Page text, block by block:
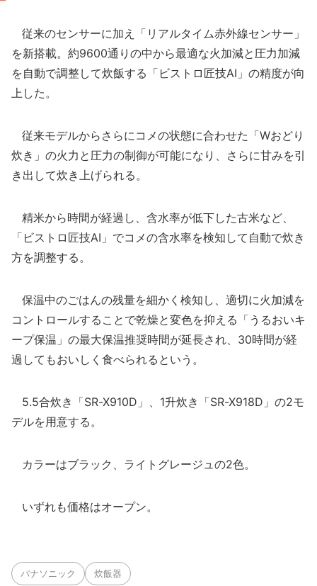
従来のセンサーに加え「リアルタイム赤外線センサー」
を新搭載。約9600通りの中から最適な火加減と圧力加減
を自動で調整して炊飯する「ビストロ匠技AI」の精度が向
上した。
従来モデルからさらにコメの状態に合わせた「Wおどり
炊き」の火力と圧力の制御が可能になり、さらに甘みを引
き出して炊き上げられる。
精米から時間が経過し、含水率が低下した古米など、
「ビストロ匠技AI」でコメの含水率を検知して自動で炊き
方を調整する。
保温中のごはんの残量を細かく検知し、適切に火加減を
コントロールすることで乾燥と変色を抑える「うるおいキ
ープ保温」の最大保温推奨時間が延長され、30時間が経
過してもおいしく食べられるという。
5.5合炊き「SR-X910D」、1升炊き「SR-X918D」の2モ
デルを用意する。
カラーはブラック、ライトグレージュの2色。
いずれも価格はオープン。
パナソニック 炊飯器